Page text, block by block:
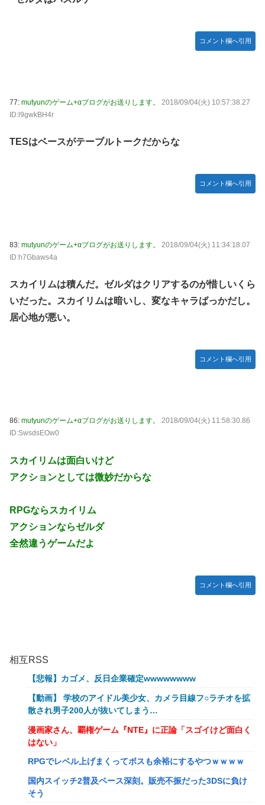
コメント欄へ引用
77: mutyunのゲーム+αブログがお送りします。
2018/09/04(火) 10:57:38.27
ID:l9gwkBH4r
TESはベースがテーブルトークだからな
コメント欄へ引用
83: mutyunのゲーム+αブログがお送りします。
2018/09/04(火) 11:34:18.07
ID:h7Gbaws4a
スカイリムは積んだ。ゼルダはクリアするのが惜しいくら
いだった。スカイリムは暗いし、変なキャラばっかだし。
居心地が悪い。
コメント欄へ引用
86: mutyunのゲーム+αブログがお送りします。
2018/09/04(火) 11:58:30.86
ID:SwsdsEOw0
スカイリムは面白いけど
アクションとしては微妙だからな
RPGならスカイリム
アクションならゼルダ
全然違うゲームだよ
コメント欄へ引用
相互RSS
【悲報】カゴメ、反日企業確定wwwwwwww
【動画】 学校のアイドル美少女、カメラ目線フ○ラチオを拡
散され男子200人が抜いてしまう…
漫画家さん、覇権ゲーム『NTE』に正論「スゴイけど面白く
はない」
RPGでレベル上げまくってボスも余裕にするやつｗｗｗｗ
国内スイッチ2普及ペース深刻。販売不振だった3DSに負け
そう